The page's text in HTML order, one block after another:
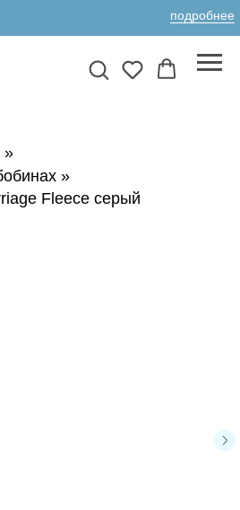
подробнее
»
»
Fleece серый